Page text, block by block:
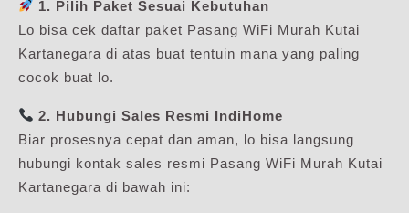
1. Pilih Paket Sesuai Kebutuhan
Lo bisa cek daftar paket Pasang WiFi Murah Kutai
Kartanegara di atas buat tentuin mana yang paling
cocok buat lo.
2. Hubungi Sales Resmi IndiHome
Biar prosesnya cepat dan aman, lo bisa langsung
hubungi kontak sales resmi Pasang WiFi Murah Kutai
Kartanegara di bawah ini: